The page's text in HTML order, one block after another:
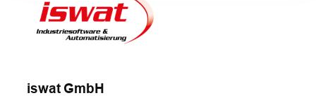
iswat GmbH